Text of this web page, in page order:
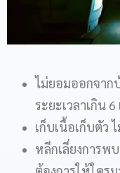
ไม่ยอมออกจาก
ระยะเวลาเกิน
เก็บเนื้อเก็บตัว
หลีกเลี่ยงการพ